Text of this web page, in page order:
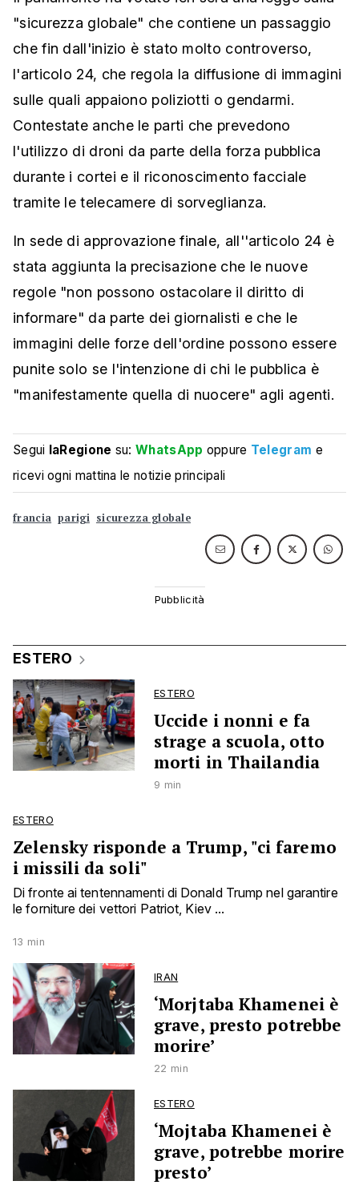
"sicurezza globale" che contiene un passaggio
che fin dall'inizio è stato molto controverso,
l'articolo 24, che regola la diffusione di immagini
sulle quali appaiono poliziotti o gendarmi.
Contestate anche le parti che prevedono
l'utilizzo di droni da parte della forza pubblica
durante i cortei e il riconoscimento facciale
tramite le telecamere di sorveglianza.
In sede di approvazione finale, all''articolo 24 è
stata aggiunta la precisazione che le nuove
regole "non possono ostacolare il diritto di
informare" da parte dei giornalisti e che le
immagini delle forze dell'ordine possono essere
punite solo se l'intenzione di chi le pubblica è
"manifestamente quella di nuocere" agli agenti.
Segui laRegione su:WhatsApp oppure Telegram e
ricevi ogni mattina le notizie principali
francia parigi sicurezza globale
ESTERO
ESTERO
Uccide i nonni e fa
strage a scuola, otto
morti in Thailandia
9 min
ESTERO
Zelensky risponde a Trump, "ci faremo
i missili da soli"
Di fronte ai tentennamenti di Donald Trump nel garantire
le forniture dei vettori Patriot, Kiev ...
13 min
IRAN
‘Morjtaba Khamenei è
grave, presto potrebbe
morire’
22 min
ESTERO
‘Mojtaba Khamenei è
grave, potrebbe morire
presto’